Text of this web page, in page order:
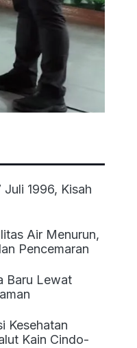
1996, Kisah
Air Menurun,
Pencemaran
Baru Lewat
Kesehatan
Kain Cindo-